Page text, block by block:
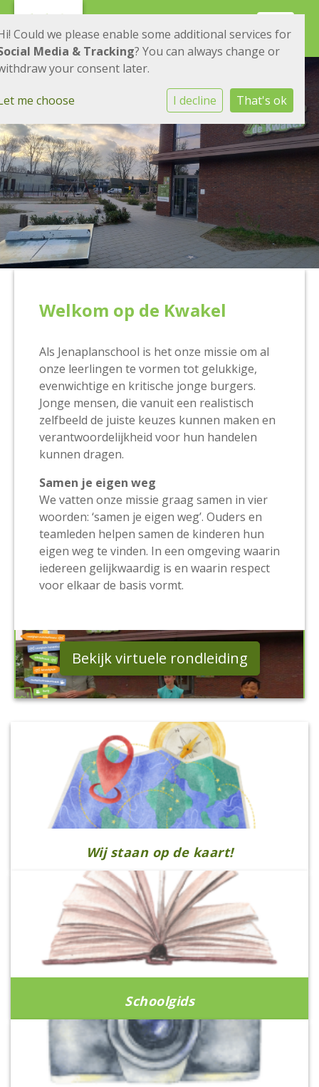
Toggle
Welkom op de Kwakel
Als Jenaplanschool is het onze missie om al
onze leerlingen te vormen tot gelukkige,
evenwichtige en kritische jonge burgers.
Jonge mensen, die vanuit een realistisch
zelfbeeld de juiste keuzes kunnen maken en
verantwoordelijkheid voor hun handelen
kunnen dragen.
Samen je eigen weg
We vatten onze missie graag samen in vier
woorden: ‘samen je eigen weg’. Ouders en
teamleden helpen samen de kinderen hun
eigen weg te vinden. In een omgeving waarin
iedereen gelijkwaardig is en waarin respect
voor elkaar de basis vormt.
Bekijk virtuele rondleiding
Wij staan op de kaart!
Schoolgids
Could we please enable some additional services for
Media & Tracking? You can always change or
your consent later.
me choose I decline That's ok